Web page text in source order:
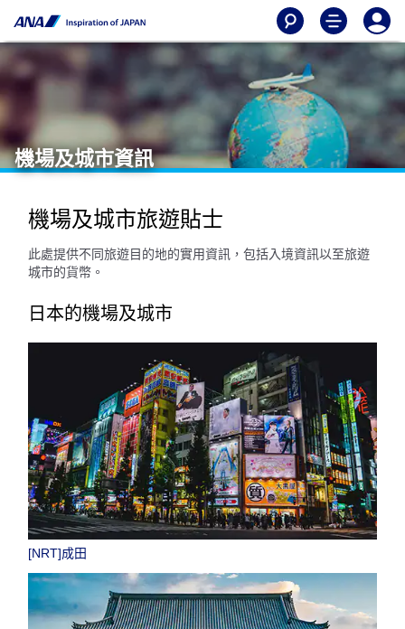
機場及城市資訊
機場及城市旅遊貼士
此處提供不同旅遊目的地的實用資訊，包括入境資訊以至旅遊
城市的貨幣。
日本的機場及城市
[NRT]成田